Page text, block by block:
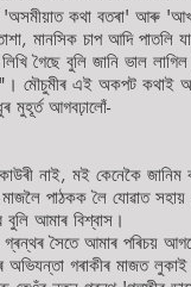
'অসমীয়াত কথা বতৰা' আৰু
মানসিক চাপ আদি
গৈছে বুলি জানি ভাল
মৌচুমীৰ এই অকপট কথাই
মুহূৰ্ত আগবঢ়ালোঁ-
নাই, মই কেনেকৈ জানিম
পাঠকক লৈ যোৱাত
আমাৰ বিশ্বাস।
গ্ৰন্থৰ সৈতে আমাৰ পৰিচয়
গৰাকীৰ মাজত লুকাই